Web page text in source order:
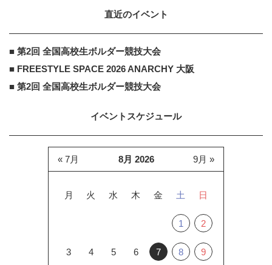
直近のイベント
■ 第2回 全国高校生ボルダー競技大会
■ FREESTYLE SPACE 2026 ANARCHY 大阪
■ 第2回 全国高校生ボルダー競技大会
イベントスケジュール
8月 2026
月 火 水 木 金 土 日
1 2
3 4 5 6 7 8 9
« 7月 9月 »